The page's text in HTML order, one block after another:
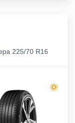
225/70 R16